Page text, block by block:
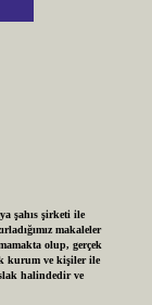
şahıs şirketi ile
makaleler
olup, gerçek
kurum ve kişiler ile
halindedir ve